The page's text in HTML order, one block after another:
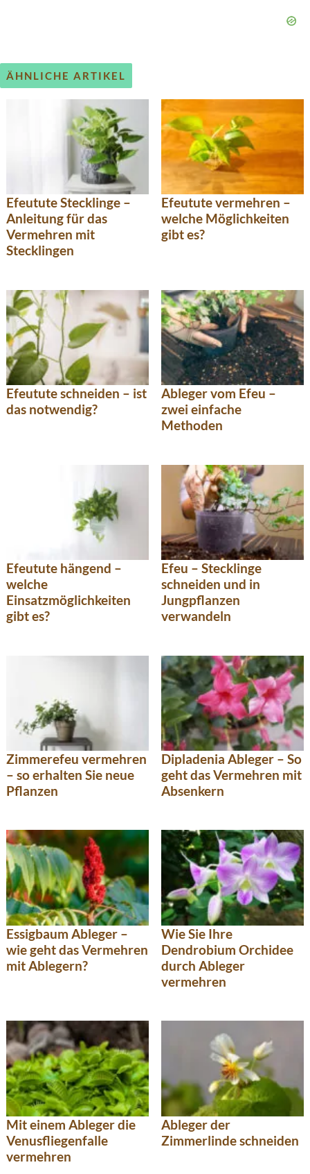
ÄHNLICHE ARTIKEL
Efeutute Stecklinge –
Anleitung für das
Vermehren mit
Stecklingen
Efeutute vermehren –
welche Möglichkeiten
gibt es?
Efeutute schneiden – ist
das notwendig?
Ableger vom Efeu –
zwei einfache
Methoden
Efeutute hängend –
welche
Einsatzmöglichkeiten
gibt es?
Efeu – Stecklinge
schneiden und in
Jungpflanzen
verwandeln
Zimmerefeu vermehren
– so erhalten Sie neue
Pflanzen
Dipladenia Ableger – So
geht das Vermehren mit
Absenkern
Essigbaum Ableger –
wie geht das Vermehren
mit Ablegern?
Wie Sie Ihre
Dendrobium Orchidee
durch Ableger
vermehren
Mit einem Ableger die
Venusfliegenfalle
vermehren
Ableger der
Zimmerlinde schneiden